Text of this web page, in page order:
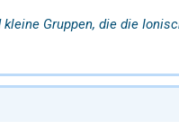
Gruppen, die die